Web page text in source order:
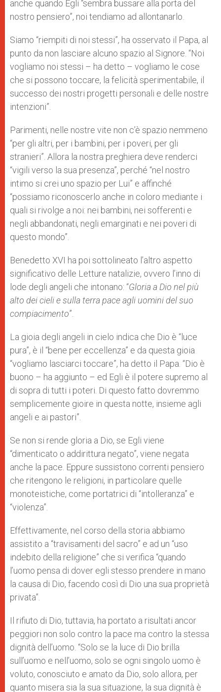
anche quando Egli “sembra bussare alla porta del
nostro pensiero”, noi tendiamo ad allontanarlo.
Siamo “riempiti di noi stessi”, ha osservato il Papa, al
punto da non lasciare alcuno spazio al Signore. “Noi
vogliamo noi stessi – ha detto – vogliamo le cose
che si possono toccare, la felicità sperimentabile, il
successo dei nostri progetti personali e delle nostre
intenzioni”.
Parimenti, nelle nostre vite non c’è spazio nemmeno
“per gli altri, per i bambini, per i poveri, per gli
stranieri”. Allora la nostra preghiera deve renderci
“vigili verso la sua presenza”, perché “nel nostro
intimo si crei uno spazio per Lui” e affinché
“possiamo riconoscerlo anche in coloro mediante i
quali si rivolge a noi: nei bambini, nei sofferenti e
negli abbandonati, negli emarginati e nei poveri di
questo mondo”.
Benedetto XVI ha poi sottolineato l’altro aspetto
significativo delle Letture natalizie, ovvero l’inno di
lode degli angeli che intonano: “Gloria a Dio nel più
alto dei cieli e sulla terra pace agli uomini del suo
compiacimento”.
La gioia degli angeli in cielo indica che Dio è “luce
pura”, è il “bene per eccellenza” e da questa gioia
“vogliamo lasciarci toccare”, ha detto il Papa. “Dio è
buono – ha aggiunto – ed Egli è il potere supremo al
di sopra di tutti i poteri. Di questo fatto dovremmo
semplicemente gioire in questa notte, insieme agli
angeli e ai pastori”.
Se non si rende gloria a Dio, se Egli viene
“dimenticato o addirittura negato”, viene negata
anche la pace. Eppure sussistono correnti pensiero
che ritengono le religioni, in particolare quelle
monoteistiche, come portatrici di “intolleranza” e
“violenza”.
Effettivamente, nel corso della storia abbiamo
assistito a “travisamenti del sacro” e ad un “uso
indebito della religione” che si verifica “quando
l’uomo pensa di dover egli stesso prendere in mano
la causa di Dio, facendo così di Dio una sua proprietà
privata”.
Il rifiuto di Dio, tuttavia, ha portato a risultati ancor
peggiori non solo contro la pace ma contro la stessa
dignità dell’uomo. “Solo se la luce di Dio brilla
sull’uomo e nell’uomo, solo se ogni singolo uomo è
voluto, conosciuto e amato da Dio, solo allora, per
quanto misera sia la sua situazione, la sua dignità è